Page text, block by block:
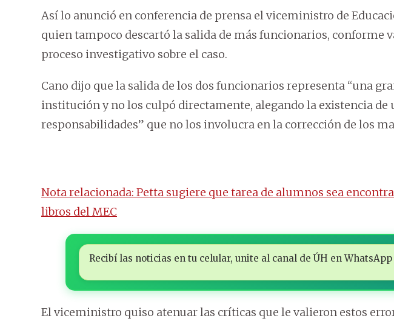
Así lo anunció en conferencia de prensa el viceministro de
quien tampoco descartó la salida de más funcionarios, conforme
proceso investigativo sobre el caso.
Cano dijo que la salida de los dos funcionarios representa “una
institución y no los culpó directamente, alegando la existencia de
responsabilidades” que no los involucra en la corrección de los
Nota relacionada: Petta sugiere que tarea de alumnos sea
libros del MEC
Recibí las noticias en tu celular, unite al canal de ÚH en WhatsApp
El viceministro quiso atenuar las críticas que le valieron estos